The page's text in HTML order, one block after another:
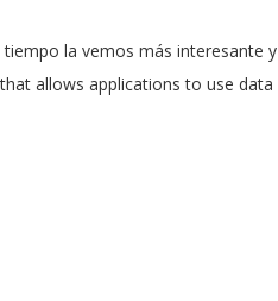
la vemos más interesante y
allows applications to use data